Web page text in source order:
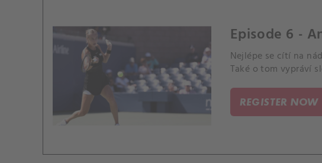
Episode 6 -
Nejlépe se cítí na
Také o tom vypráví
REGISTER NOW